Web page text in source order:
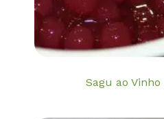
Sagu ao